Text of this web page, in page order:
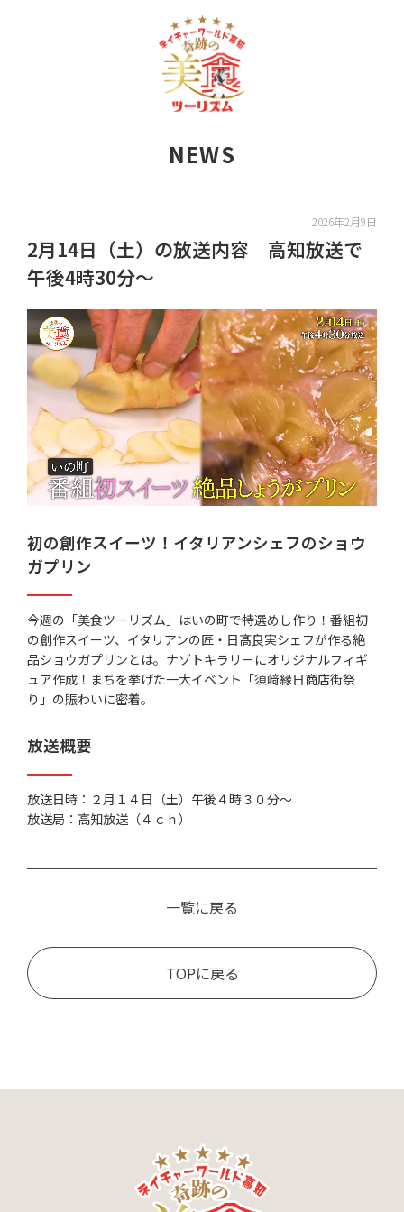
NEWS
2026年2月9日
2月14日（土）の放送内容 高知放送で
午後4時30分～
初の創作スイーツ！イタリアンシェフのショウ
ガプリン
今週の「美食ツーリズム」はいの町で特選めし作り！番組初
の創作スイーツ、イタリアンの匠・日髙良実シェフが作る絶
品ショウガプリンとは。ナゾトキラリーにオリジナルフィギ
ュア作成！まちを挙げた一大イベント「須﨑縁日商店街祭
り」の賑わいに密着。
放送概要
放送日時：２月１４日（土）午後４時３０分～
放送局：高知放送（４ｃｈ）
一覧に戻る
TOPに戻る